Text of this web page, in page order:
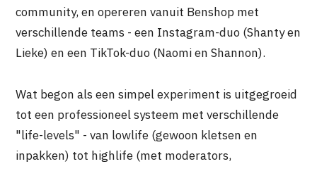
community, en opereren vanuit Benshop met
verschillende teams - een Instagram-duo (Shanty en
Lieke) en een TikTok-duo (Naomi en Shannon).
Wat begon als een simpel experiment is uitgegroeid
tot een professioneel systeem met verschillende
"life-levels" - van lowlife (gewoon kletsen en
inpakken) tot highlife (met moderators,